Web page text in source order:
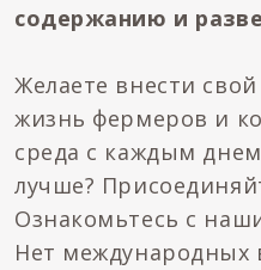
содержанию и
Желаете внести
жизнь фермеров и
среда с каждым
лучше?
Ознакомьтесь с
Нет международных